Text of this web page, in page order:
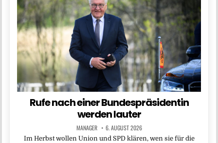
Rufe nach einer Bundespräsidentin
werden lauter
MANAGER 6. AUGUST 2026
Im Herbst wollen Union und SPD klären, wen sie für die